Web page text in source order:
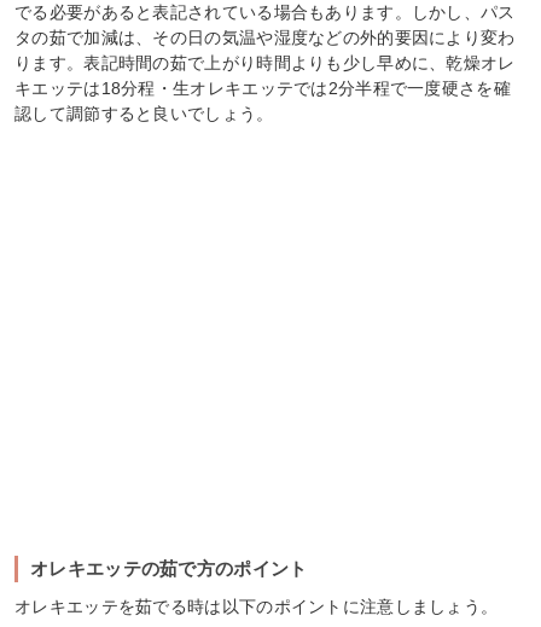
でる必要があると表記されている場合もあります。しかし、パス
タの茹で加減は、その日の気温や湿度などの外的要因により変わ
ります。表記時間の茹で上がり時間よりも少し早めに、乾燥オレ
キエッテは18分程・生オレキエッテでは2分半程で一度硬さを確
認して調節すると良いでしょう。
オレキエッテの茹で方のポイント
オレキエッテを茹でる時は以下のポイントに注意しましょう。